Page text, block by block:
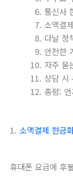
통신사
소액결
다날 정
안전한
자주 묻
상담 시
총평:
1. 소액결제 현금
휴대폰 요금에 후